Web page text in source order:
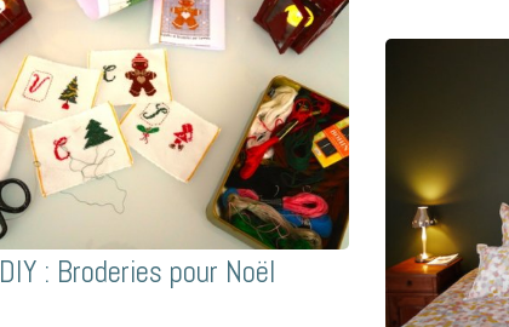
DIY : Broderies pour Noël